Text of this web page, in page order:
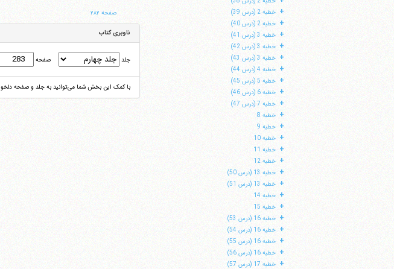
+ خطبه 2 (درس 39)
+ خطبه 2 (درس 40)
+ خطبه 3 (درس 41)
+ خطبه 3 (درس 42)
+ خطبه 3 (درس 43)
+ خطبه 4 (درس 44)
+ خطبه 5 (درس 45)
+ خطبه 6 (درس 46)
+ خطبه 7 (درس 47)
+ خطبه 8
+ خطبه 9
+ خطبه 10
+ خطبه 11
+ خطبه 12
+ خطبه 13 (درس 50)
+ خطبه 13 (درس 51)
+ خطبه 14
+ خطبه 15
+ خطبه 16 (درس 53)
+ خطبه 16 (درس 54)
+ خطبه 16 (درس 55)
+ خطبه 16 (درس 56)
+ خطبه 17 (درس 57)
صفحه ۲۸۲
ناوبری کتاب
جلد صفحه
با کمک این بخش شما می‌توانید به جلد و صفحه